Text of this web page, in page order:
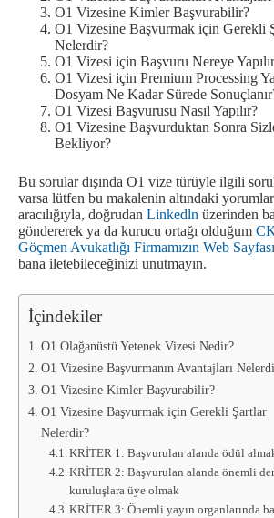
O1 Vizesine Kimler Başvurabilir?
O1 Vizesine Başvurmak için Gerekli
Nelerdir?
O1 Vizesi için Başvuru Nereye
O1 Vizesi için Premium Processing
Dosyam Ne Kadar Sürede
O1 Vizesi Başvurusu Nasıl Yapılır?
O1 Vizesine Başvurduktan Sonra
Bekliyor?
Bu sorular dışında O1 vize türüyle ilgili
varsa lütfen bu makalenin altındaki yorumlar
aracılığıyla, doğrudan Linkedln üzerinden
göndererek ya da kurucu ortağı olduğum
Göçmen Avukatlığı Firmamızın Web Sayfası
bana iletebileceğinizi unutmayın.
İçindekiler
O1 Olağanüstü Yetenek Vizesi Nedir?
O1 Vizesine Başvurmanın Avantajları
O1 Vizesine Kimler Başvurabilir?
O1 Vizesine Başvurmak için Gerekli Şartlar
Nelerdir?
KRİTER 1: Başvurulan alanda ödül
KRİTER 2: Başvurulan alanda önemli
kuruluşlara üye olmak
KRİTER 3: Önemli yayın organlarında